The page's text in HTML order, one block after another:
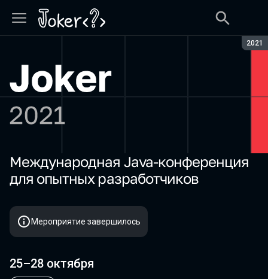
2021
Joker 2021
Международная Java-конференция
для опытных разработчиков
Мероприятие завершилось
25–28 октября